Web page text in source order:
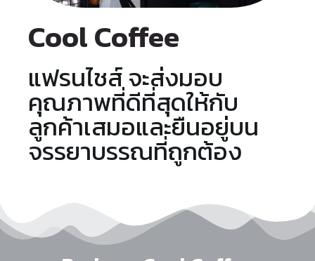
Cool Coffee
แฟรนไชส์ จะส่งมอบ
คุณภาพที่ดีที่สุดให้กับ
ลูกค้าเสมอและยืนอยู่บน
จรรยาบรรณที่ถูกต้อง